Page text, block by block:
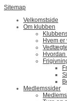
Sitemap
Velkomstside
Om klubben
Hvem er
Medlemssider